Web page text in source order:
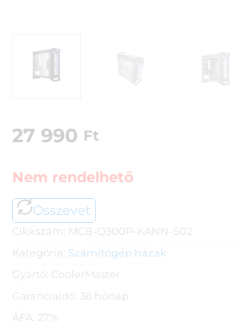
27 990 Ft
Nem rendelhető
Összevet
Cikkszám: MCB-Q300P-KANN-S02
Kategória: Számítógép házak
Gyártó: CoolerMaster
Garanciaidő: 36 hónap
ÁFA: 27%